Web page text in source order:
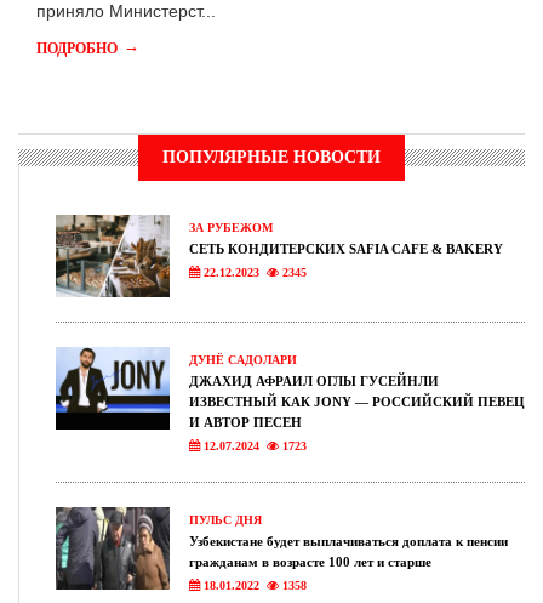
приняло Министерст...
ПОДРОБНО →
ПОПУЛЯРНЫЕ НОВОСТИ
ЗА РУБЕЖОМ
СЕТЬ КОНДИТЕРСКИХ SAFIA CAFE & BAKERY
22.12.2023 2345
ДУНЁ САДОЛАРИ
ДЖАХИД АФРАИЛ ОГЛЫ ГУСЕЙНЛИ
ИЗВЕСТНЫЙ КАК JONY — РОССИЙСКИЙ ПЕВЕЦ
И АВТОР ПЕСЕН
12.07.2024 1723
ПУЛЬС ДНЯ
Узбекистане будет выплачиваться доплата к пенсии
гражданам в возрасте 100 лет и старше
18.01.2022 1358